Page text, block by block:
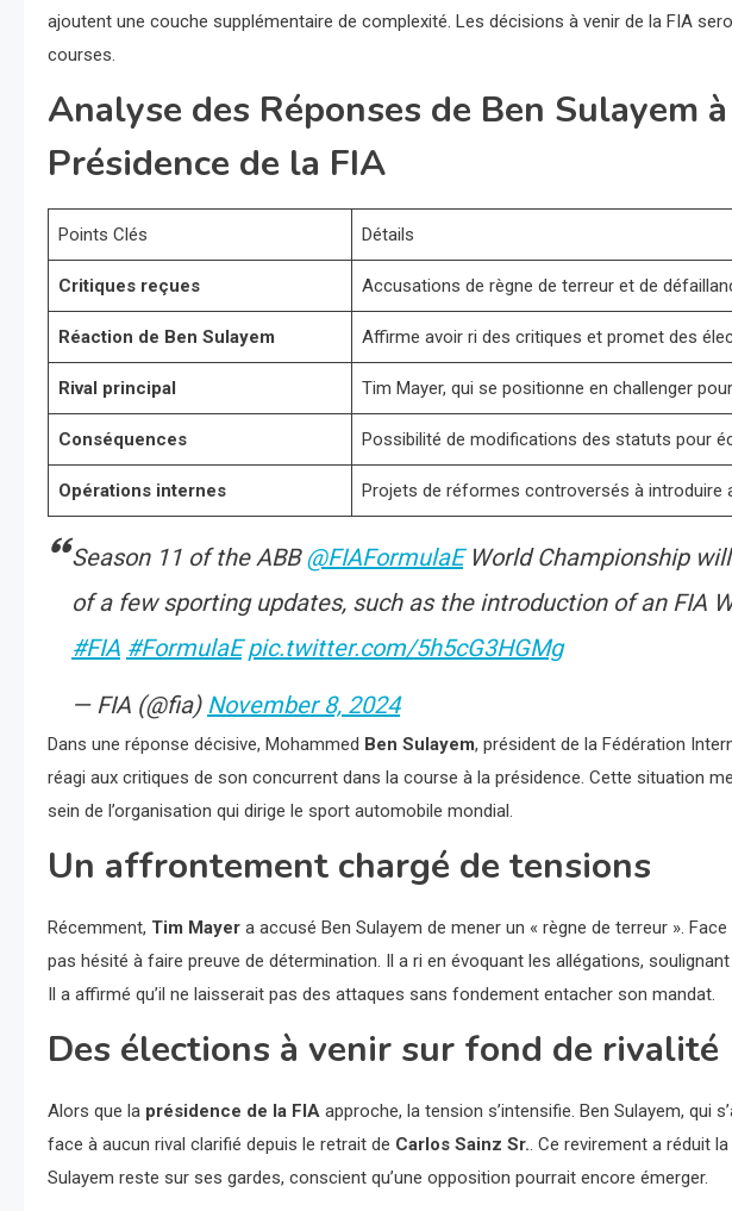
ajoutent une couche supplémentaire de complexité. Les décisions à venir de la FIA
courses.
Analyse des Réponses de Ben Sulayem
Présidence de la FIA
Points Clés Détails
Critiques reçues Accusations de règne de terreur et de
Réaction de Ben Sulayem Affirme avoir ri des critiques et promet des
Rival principal Tim Mayer, qui se positionne en challenger
Conséquences Possibilité de modifications des statuts pour
Opérations internes Projets de réformes controversés à introduire
Season 11 of the ABB@FIAFormulaEWorld Championship
of a few sporting updates, such as the introduction of an FIA
#FIA #FormulaE pic.twitter.com/5h5cG3HGMg
— FIA (@fia) November 8, 2024
Dans une réponse décisive, Mohammed Ben Sulayem, président de la Fédération
réagi aux critiques de son concurrent dans la course à la présidence. Cette situation
sein de l’organisation qui dirige le sport automobile mondial.
Un affrontement chargé de tensions
Récemment, Tim Mayer a accusé Ben Sulayem de mener un « règne de terreur ».
pas hésité à faire preuve de détermination. Il a ri en évoquant les allégations,
Il a affirmé qu’il ne laisserait pas des attaques sans fondement entacher son mandat.
Des élections à venir sur fond de rivalité
Alors que la présidence de la FIA approche, la tension s’intensifie. Ben Sulayem, qui
face à aucun rival clarifié depuis le retrait de Carlos Sainz Sr.. Ce revirement a réduit
Sulayem reste sur ses gardes, conscient qu’une opposition pourrait encore émerger.